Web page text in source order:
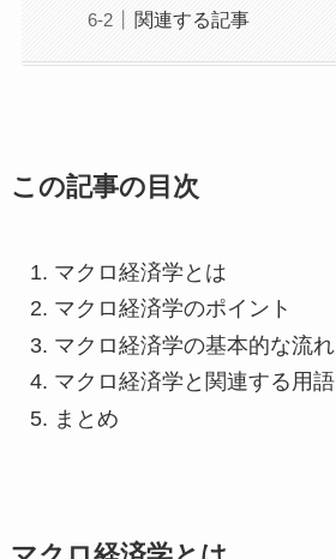
関連する記事
この記事の目次
マクロ経済学とは
マクロ経済学のポイント
マクロ経済学の基本的な流れ
マクロ経済学と関連する用語
まとめ